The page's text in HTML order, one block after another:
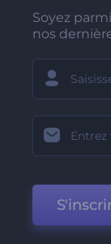
Soyez
nos